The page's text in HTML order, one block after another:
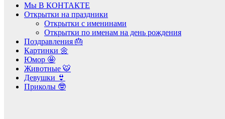
Мы В КОНТАКТЕ
Открытки на праздники
Открытки с именинами
Открытки по именам на день рождения
Поздравления 🎂
Картинки 🌼
Юмор 🤩
Животные 🐯
Девушки 👙
Приколы 🤓